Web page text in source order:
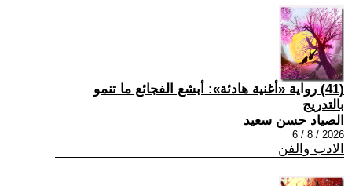
(41) رواية «أغنية هادئة»: أبشع الفجائع ما تنمو
بالتدريج
الصياد حسن سعيد
2026 / 8 / 6
الادب والفن